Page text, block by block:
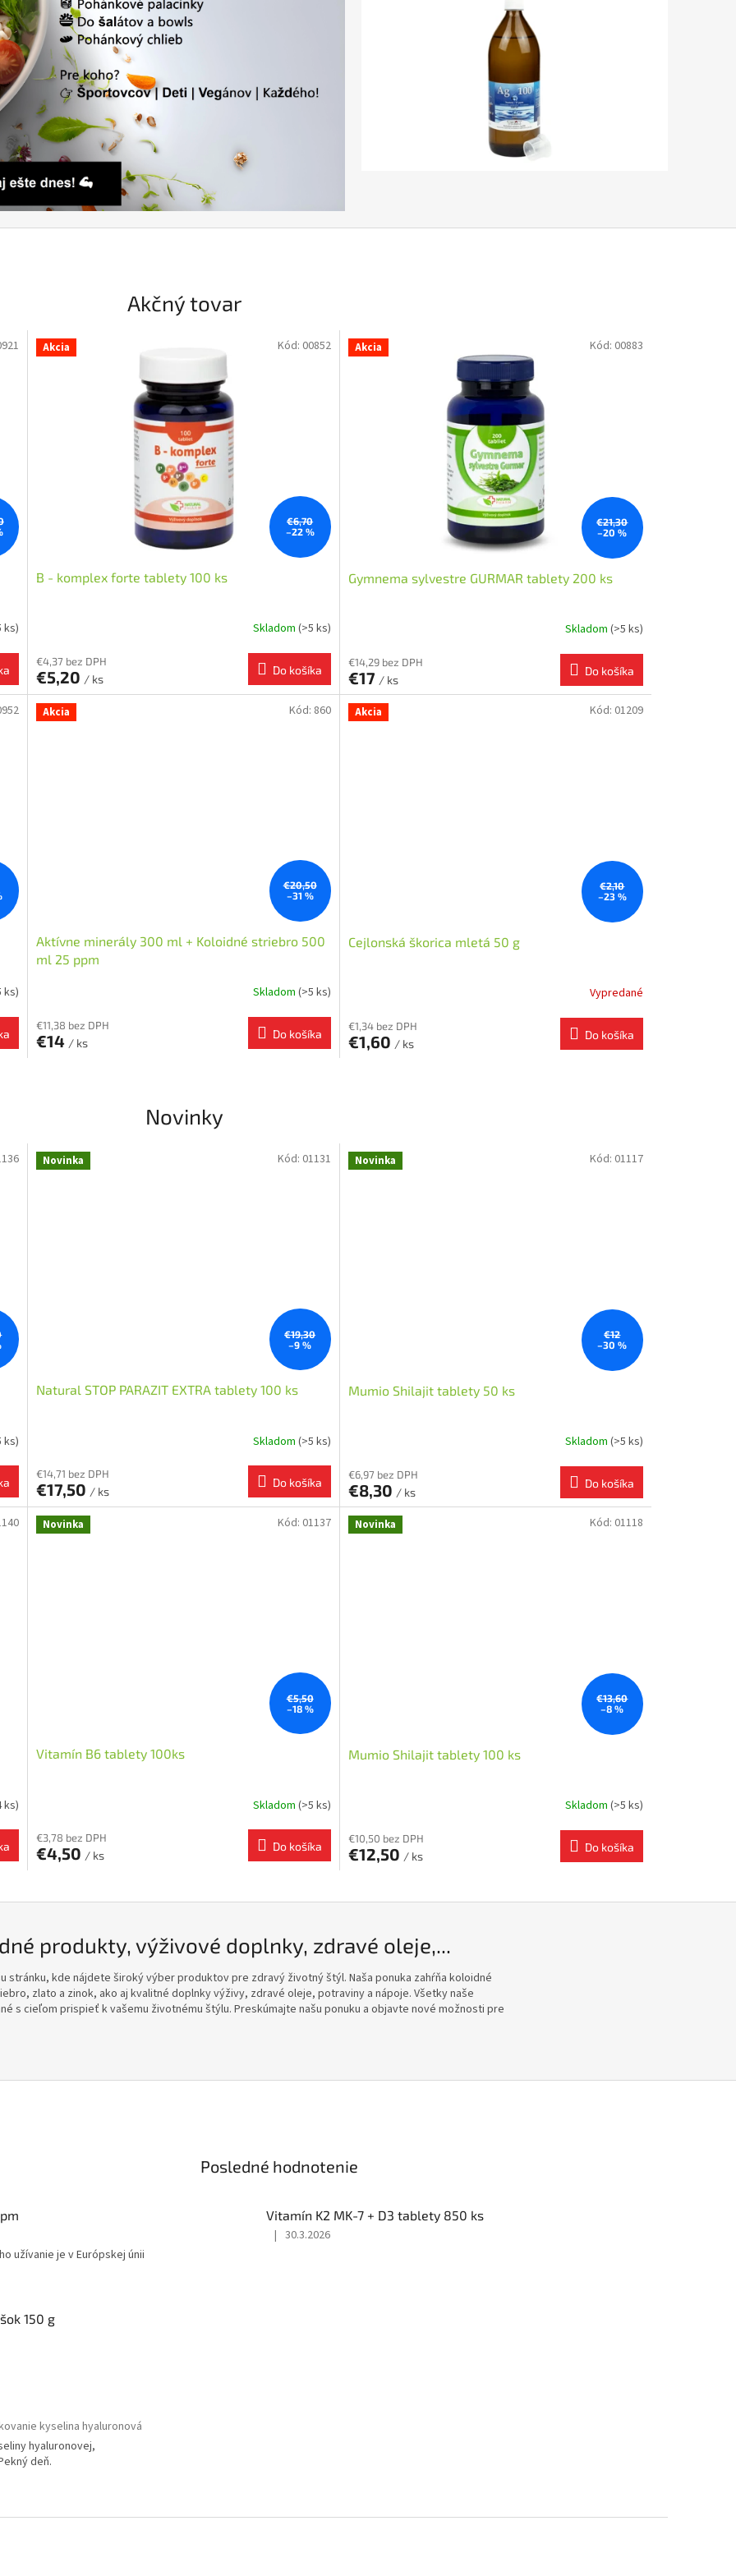
Akčný tovar
ks)
Akcia
€6,70
–22 %
B - komplex forte tablety 100 ks
Skladom (>5 ks)
€4,37 bez DPH
€5,20 / ks
Do košíka
Kód: 00852 Akcia
€21,30
–20 %
Gymnema sylvestre GURMAR tablety 200 ks
Skladom (>5 ks)
€14,29 bez DPH
€17 / ks
Do košíka
Kód: 00883
ks)
Akcia
€20,50
–31 %
Aktívne minerály 300 ml + Koloidné striebro 500
ml 25 ppm
Skladom (>5 ks)
€11,38 bez DPH
€14 / ks
Do košíka
Kód: 860 Akcia
€2,10
–23 %
Cejlonská škorica mletá 50 g
Vypredané
€1,34 bez DPH
€1,60 / ks
Do košíka
Kód: 01209
Novinky
ks)
Novinka
€19,30
–9 %
Natural STOP PARAZIT EXTRA tablety 100 ks
Skladom (>5 ks)
€14,71 bez DPH
€17,50 / ks
Do košíka
Kód: 01131 Novinka
€12
–30 %
Mumio Shilajit tablety 50 ks
Skladom (>5 ks)
€6,97 bez DPH
€8,30 / ks
Do košíka
Kód: 01117
ks)
Novinka
€5,50
–18 %
Vitamín B6 tablety 100ks
Skladom (>5 ks)
€3,78 bez DPH
€4,50 / ks
Do košíka
Kód: 01137 Novinka
€13,60
–8 %
Mumio Shilajit tablety 100 ks
Skladom (>5 ks)
€10,50 bez DPH
€12,50 / ks
Do košíka
Kód: 01118
produkty, výživové doplnky, zdravé oleje,...
stránku, kde nájdete široký výber produktov pre zdravý životný štýl. Naša ponuka zahŕňa koloidné
zlato a zinok, ako aj kvalitné doplnky výživy, zdravé oleje, potraviny a nápoje. Všetky naše
s cieľom prispieť k vašemu životnému štýlu. Preskúmajte našu ponuku a objavte nové možnosti pre
užívanie je v Európskej únii
150 g
kyselina hyaluronová
hyaluronovej,
deň.
Posledné hodnotenie
Vitamín K2 MK-7 + D3 tablety 850 ks
Hodnotenie
| 30.3.2026